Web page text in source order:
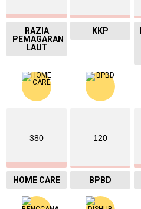
RAZIA
PEMAGARAN
LAUT
KKP
380
HOME CARE
120
BPBD